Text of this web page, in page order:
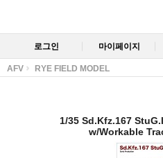
로그인 마이페이지
AFV RYE FIELD MODEL
1/35 Sd.Kfz.167
w/Workable